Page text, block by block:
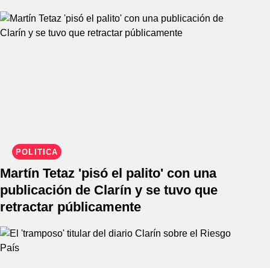
POLÍTICA
Martín Tetaz 'pisó el palito' con una
publicación de Clarín y se tuvo que
retractar públicamente